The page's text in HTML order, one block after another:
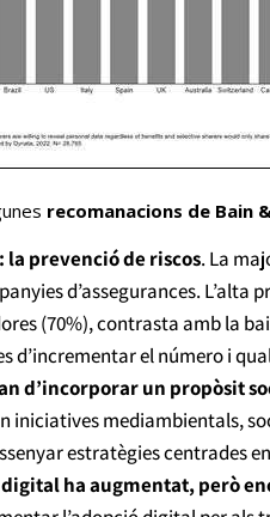
recomanacions de Bain
prevenció de riscos. La
d’assegurances.
(70%), contrasta amb la
d’incrementar el número i
d’incorporar un propòsit
iniciatives mediambientals,
estratègies centrades
digital ha augmentat, però